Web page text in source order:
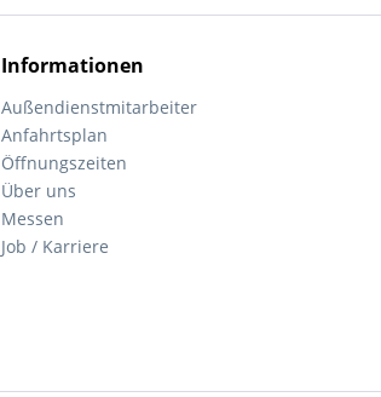
Informationen
Außendienstmitarbeiter
Anfahrtsplan
Öffnungszeiten
Über uns
Messen
Job / Karriere